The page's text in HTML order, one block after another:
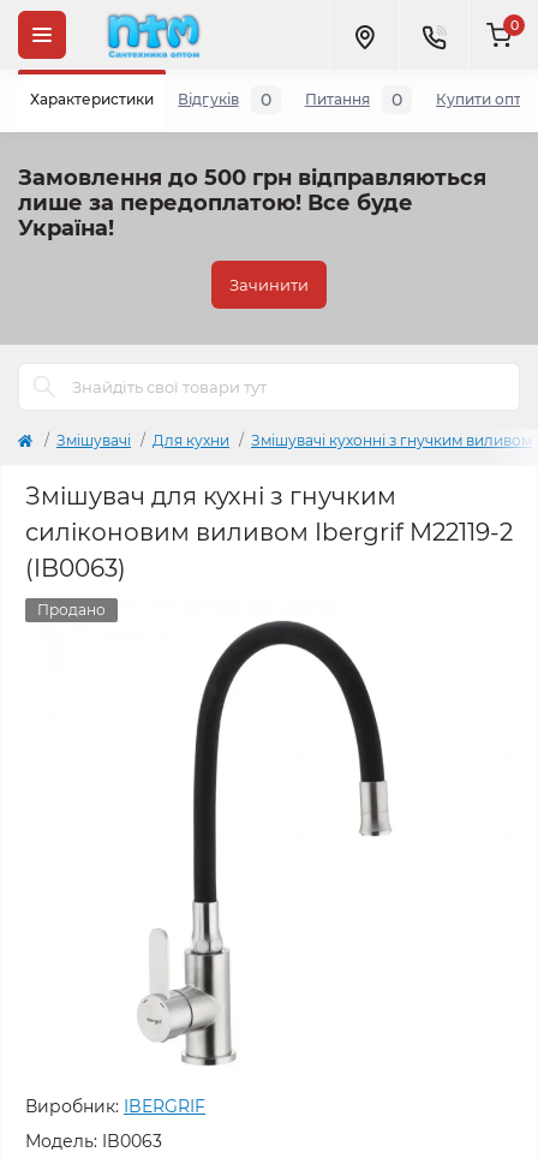
Замовлення до 500 грн відправляються
лише за передоплатою! Все буде
Україна!
Зачинити
0
Змішувачі Для кухни Змішувачі кухонні з гнучким виливом
Змішувач для кухні з гнучким
силіконовим виливом Ibergrif M22119-2
(IB0063)
Продано
Виробник: IBERGRIF
Модель: IB0063
Характеристики Відгуків 0 Питання 0 Купити